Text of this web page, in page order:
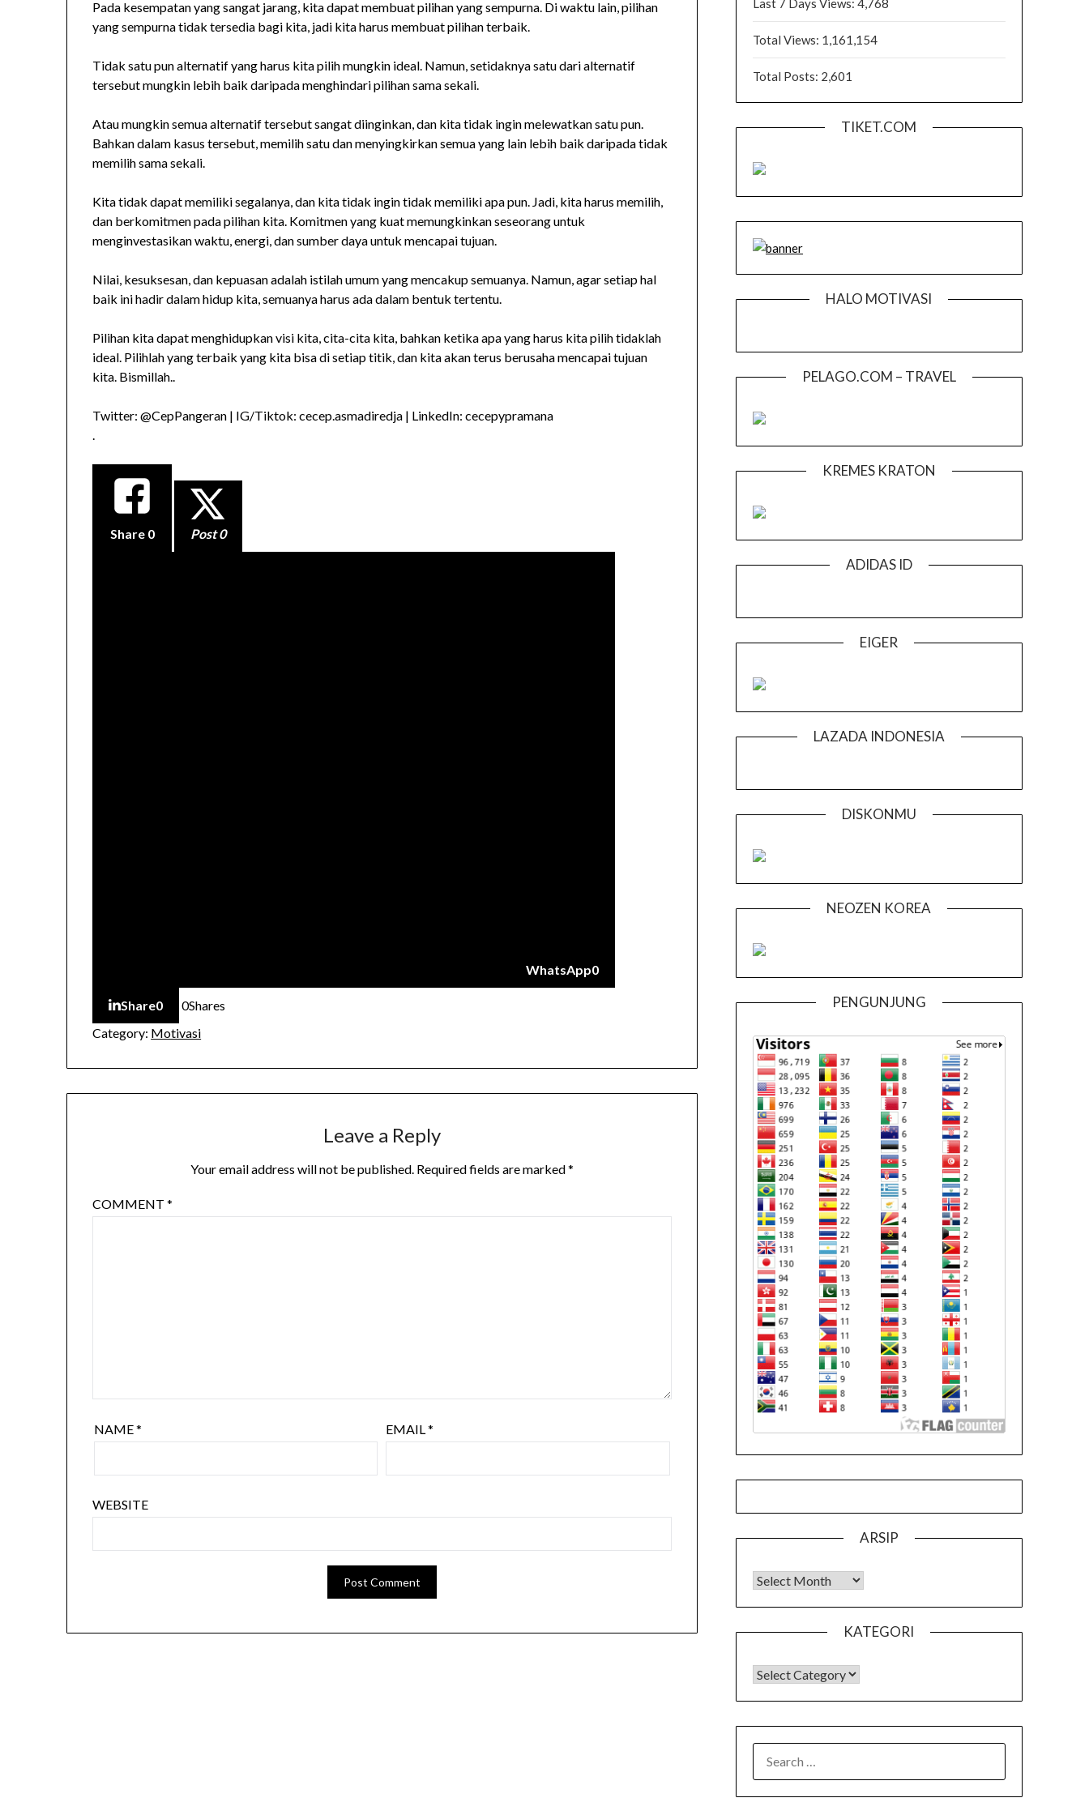
Pada kesempatan yang sangat jarang, kita dapat membuat pilihan yang sempurna. Di waktu lain, pilihan
yang sempurna tidak tersedia bagi kita, jadi kita harus membuat pilihan terbaik.
Tidak satu pun alternatif yang harus kita pilih mungkin ideal. Namun, setidaknya satu dari alternatif
tersebut mungkin lebih baik daripada menghindari pilihan sama sekali.
Atau mungkin semua alternatif tersebut sangat diinginkan, dan kita tidak ingin melewatkan satu pun.
Bahkan dalam kasus tersebut, memilih satu dan menyingkirkan semua yang lain lebih baik daripada tidak
memilih sama sekali.
Kita tidak dapat memiliki segalanya, dan kita tidak ingin tidak memiliki apa pun. Jadi, kita harus memilih,
dan berkomitmen pada pilihan kita. Komitmen yang kuat memungkinkan seseorang untuk
menginvestasikan waktu, energi, dan sumber daya untuk mencapai tujuan.
Nilai, kesuksesan, dan kepuasan adalah istilah umum yang mencakup semuanya. Namun, agar setiap hal
baik ini hadir dalam hidup kita, semuanya harus ada dalam bentuk tertentu.
Pilihan kita dapat menghidupkan visi kita, cita-cita kita, bahkan ketika apa yang harus kita pilih tidaklah
ideal. Pilihlah yang terbaik yang kita bisa di setiap titik, dan kita akan terus berusaha mencapai tujuan
kita. Bismillah..
Twitter: @CepPangeran | IG/Tiktok: cecep.asmadiredja | LinkedIn: cecepypramana
.
Share 0 Post 0
WhatsApp0
Share0 0Shares
Category: Motivasi
Leave a Reply
Your email address will not be published. Required fields are marked*
COMMENT*
NAME* EMAIL*
WEBSITE
Last 7 Days Views: 4,768
Total Views: 1,161,154
Total Posts: 2,601
TIKET.COM
HALO MOTIVASI
PELAGO.COM – TRAVEL
KREMES KRATON
ADIDAS ID
EIGER
LAZADA INDONESIA
DISKONMU
NEOZEN KOREA
PENGUNJUNG
ARSIP
Arsip
KATEGORI
KATEGORI
FOR: